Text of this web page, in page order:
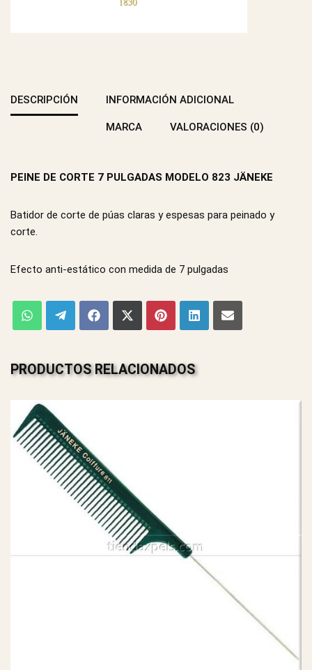
DESCRIPCIÓN INFORMACIÓN ADICIONAL
MARCA VALORACIONES (0)
PEINE DE CORTE 7 PULGADAS MODELO 823 JÄNEKE
Batidor de corte de púas claras y espesas para peinado y
corte.
Efecto anti-estático con medida de 7 pulgadas
PRODUCTOS RELACIONADOS